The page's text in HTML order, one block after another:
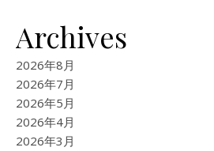
Archives
2026年8月
2026年7月
2026年5月
2026年4月
2026年3月